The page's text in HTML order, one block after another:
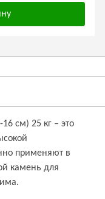
см) 25 кг – это
применяют в
камень для